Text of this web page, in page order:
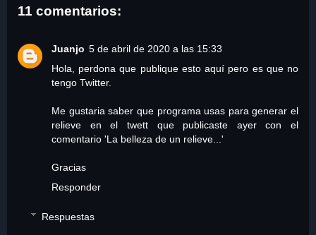
11 comentarios:
Juanjo 5 de abril de 2020 a las 15:33
Hola, perdona que publique esto aquí pero es que no
tengo Twitter.
Me gustaria saber que programa usas para generar el
relieve en el twett que publicaste ayer con el
comentario 'La belleza de un relieve...'
Gracias
Responder
Respuestas